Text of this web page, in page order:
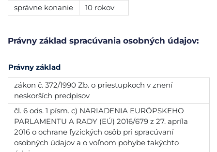
správne konanie
10 rokov
Právny základ spracúvania osobných údajov:
Právny základ
zákon č. 372/1990 Zb. o priestupkoch v znení
neskorších predpisov
čl. 6 ods. 1 písm. c) NARIADENIA EURÓPSKEHO
PARLAMENTU A RADY (EÚ) 2016/679 z 27. apríla
2016 o ochrane fyzických osôb pri spracúvaní
osobných údajov a o voľnom pohybe takýchto